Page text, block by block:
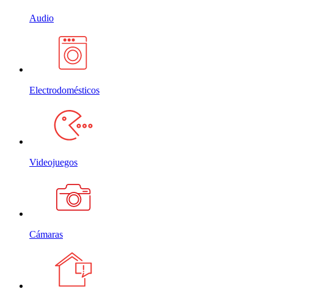
Audio
Electrodomésticos
Videojuegos
Cámaras